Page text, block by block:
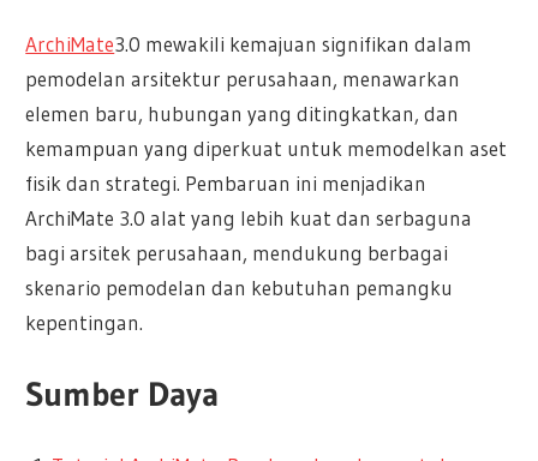
ArchiMate3.0 mewakili kemajuan signifikan dalam
pemodelan arsitektur perusahaan, menawarkan
elemen baru, hubungan yang ditingkatkan, dan
kemampuan yang diperkuat untuk memodelkan aset
fisik dan strategi. Pembaruan ini menjadikan
ArchiMate 3.0 alat yang lebih kuat dan serbaguna
bagi arsitek perusahaan, mendukung berbagai
skenario pemodelan dan kebutuhan pemangku
kepentingan.
Sumber Daya